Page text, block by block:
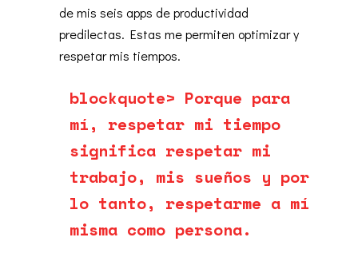
de mis seis apps de productividad
predilectas. Estas me permiten optimizar y
respetar mis tiempos.
blockquote> Porque para
mí, respetar mi tiempo
significa respetar mi
trabajo, mis sueños y por
lo tanto, respetarme a mí
misma como persona.